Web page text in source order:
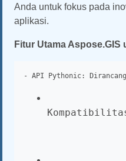
Anda untuk fokus pada
aplikasi.
Fitur Utama Aspose.GIS
- API Pythonic: